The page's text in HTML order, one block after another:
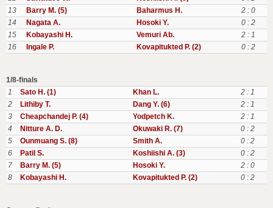
13
Barry M. (5) Baharmus H.
2 : 0
14
Nagata A. Hosoki Y.
0 : 2
15
Kobayashi H. Vemuri Ab.
2 : 1
16
Ingale P. Kovapitukted P. (2) 0 : 2
1/8-finals
1
Sato H. (1) Khan L.
2 : 1
2
Lithiby T. Dang Y. (6)
2 : 1
3
Cheapchandej P. (4) Yodpetch K.
2 : 1
4
Nitture A. D. Okuwaki R. (7)
0 : 2
5
Ounmuang S. (8) Smith A.
0 : 2
6
Patil S. Koshiishi A. (3)
0 : 2
7
Barry M. (5) Hosoki Y.
2 : 0
8
Kobayashi H. Kovapitukted P. (2) 0 : 2